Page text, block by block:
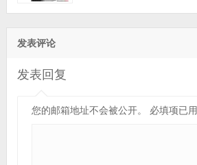
发表评论
发表回复
您的邮箱地址不会被公开。 必填项已用